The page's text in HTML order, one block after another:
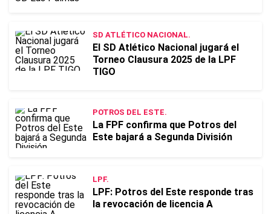
SD ATLÉTICO NACIONAL.
El SD Atlético Nacional jugará el
Torneo Clausura 2025 de la LPF
TIGO
POTROS DEL ESTE.
La FPF confirma que Potros del
Este bajará a Segunda División
LPF.
LPF: Potros del Este responde tras
la revocación de licencia A